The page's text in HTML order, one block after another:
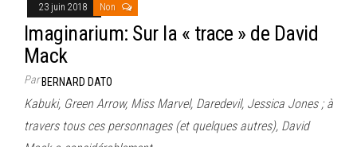
23 juin 2018 Non
Imaginarium: Sur la « trace » de David
Mack
ParBERNARD DATO
Kabuki, Green Arrow, Miss Marvel, Daredevil, Jessica Jones ; à
travers tous ces personnages (et quelques autres), David